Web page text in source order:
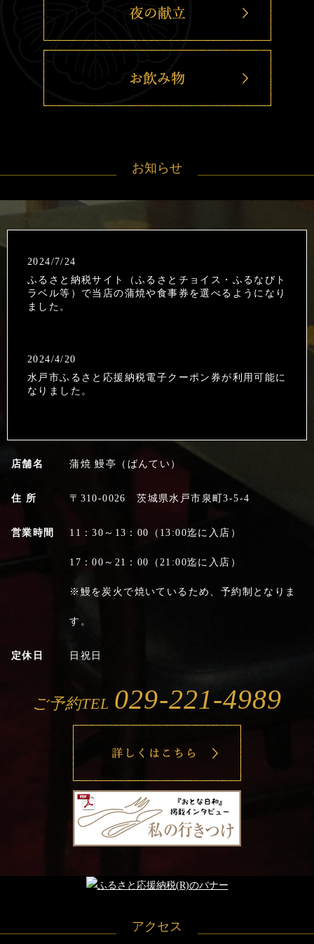
お知らせ
2024/7/24
ふるさと納税サイト（ふるさとチョイス・ふるなびト
ラベル等）で当店の蒲焼や食事券を選べるようになり
ました。
2024/4/20
水戸市ふるさと応援納税電子クーポン券が利用可能に
なりました。
2020/4/27
お持ち帰りは通常通り、店舗は要予約にて営業してお
2019/3/4
店が紹介されました！
広間でのイス・テーブル利用が可能になりました。
歓送迎会ご予約承ります。
エンジン01文化戦略会議 夜楽協賛
店舗名 蒲焼 鰻亭（ばんてい）
住 所 〒310-0026 茨城県水戸市泉町3-5-4
営業時間 11：30～13：00（13:00迄に入店）
17：00～21：00（21:00迄に入店）
※鰻を炭火で焼いているため、予約制となりま
す。
定休日 日祝日
ご予約TEL 029-221-4989
アクセス